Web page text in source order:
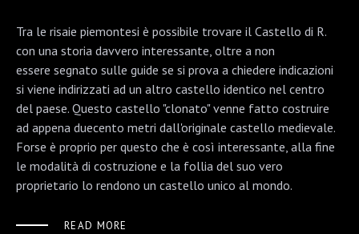
Tra le risaie piemontesi è possibile trovare il Castello di R.
con una storia davvero interessante, oltre a non
essere segnato sulle guide se si prova a chiedere indicazioni
si viene indirizzati ad un altro castello identico nel centro
del paese. Questo castello "clonato" venne fatto costruire
ad appena duecento metri dall'originale castello medievale.
Forse è proprio per questo che è così interessante, alla fine
le modalità di costruzione e la follia del suo vero
proprietario lo rendono un castello unico al mondo.
READ MORE